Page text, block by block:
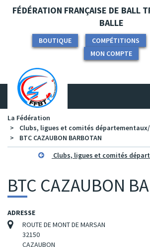
Panneau de gestion des cookies
FÉDÉRATION FRANÇAISE DE BALL
BALLE
BOUTIQUE COMPÉTITIONS
MON COMPTE
La Fédération
Clubs, ligues et comités
BTC CAZAUBON BARBOTAN
Clubs, ligues et comités
BTC CAZAUBON
ADRESSE
ROUTE DE MONT DE MARSAN
32150
CAZAUBON